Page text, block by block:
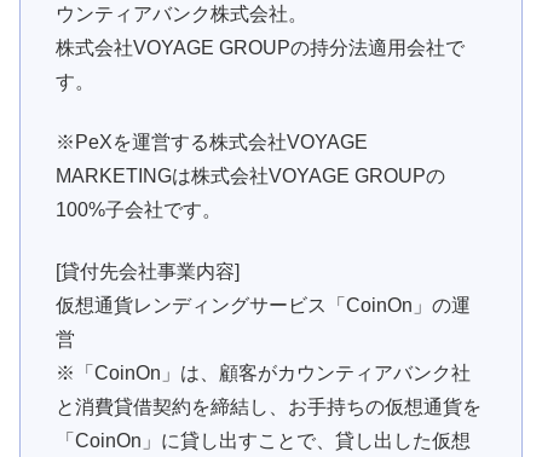
ウンティアバンク株式会社。
株式会社VOYAGE GROUPの持分法適用会社で
す。
※PeXを運営する株式会社VOYAGE
MARKETINGは株式会社VOYAGE GROUPの
100%子会社です。
[貸付先会社事業内容]
仮想通貨レンディングサービス「CoinOn」の運
営
※「CoinOn」は、顧客がカウンティアバンク社
と消費貸借契約を締結し、お手持ちの仮想通貨を
「CoinOn」に貸し出すことで、貸し出した仮想